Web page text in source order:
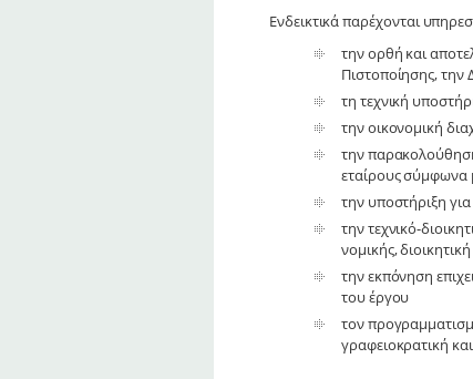
Ενδεικτικά παρέχονται
την ορθή και
Πιστοποίησης, την
τη τεχνική
την οικονομική
την
εταίρους σύμφωνα
την υποστήριξη
την τεχνικό-
νομικής,
την εκπόνηση
του έργου
τον
γραφειοκρατική